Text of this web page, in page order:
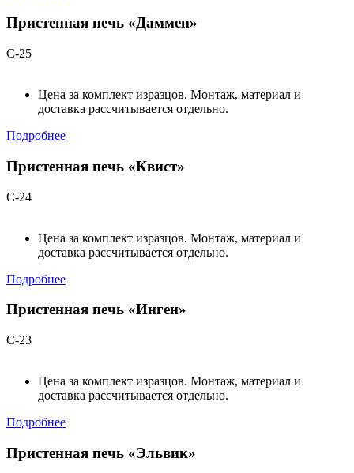
Пристенная печь «Даммен»
С-25
Цена за комплект изразцов. Монтаж, материал и
доставка рассчитывается отдельно.
Подробнее
Пристенная печь «Квист»
С-24
Цена за комплект изразцов. Монтаж, материал и
доставка рассчитывается отдельно.
Подробнее
Пристенная печь «Инген»
С-23
Цена за комплект изразцов. Монтаж, материал и
доставка рассчитывается отдельно.
Подробнее
Пристенная печь «Эльвик»